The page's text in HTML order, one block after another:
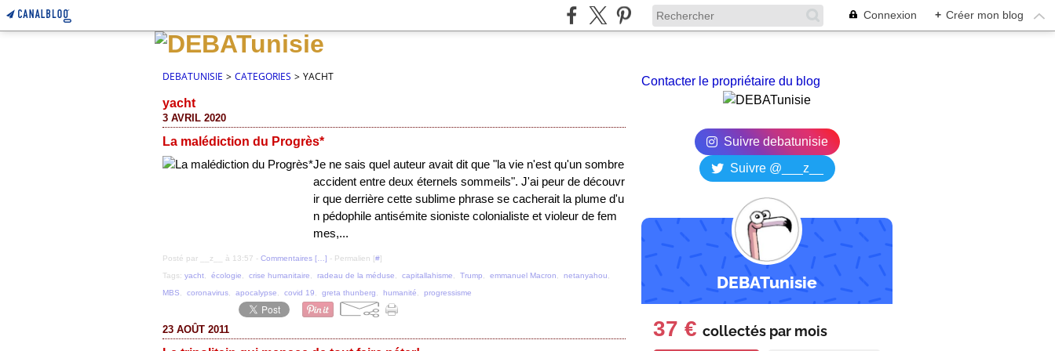
Connexion + Créer mon blog
DEBATUNISIE > CATEGORIES > YACHT
yacht
3 AVRIL 2020
La malédiction du Progrès*
Je ne sais quel auteur avait dit que "la vie n'est qu'un sombre
accident entre deux éternels sommeils". J'ai peur de découvr
ir que derrière cette sublime phrase se cacherait la plume d'u
n pédophile antisémite sioniste colonialiste et violeur de fem
mes,...
Posté par __z__ à 13:57 - Commentaires [ ] - Permalien [#]
Tags: yacht écologie crise humanitaire radeau de la méduse capitallahisme Trump emmanuel Macron netanyahou
MBS
coronavirus apocalypse covid 19 greta thunberg humanité progressisme
23 AOÛT 2011
Contacter le propriétaire du blog
Suivre debatunisie
Suivre @___z__
DEBATunisie
37 € collectés par mois